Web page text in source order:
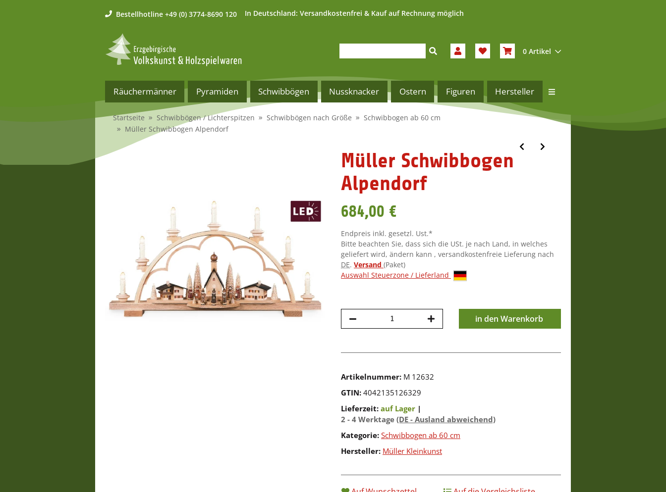
Bestellhotline +49 (0) 3774-8690 120 In Deutschland: Versandkostenfrei & Kauf auf Rechnung möglich
0 Artikel
Räuchermänner Pyramiden Schwibbögen Nussknacker Ostern Figuren Hersteller
Startseite Schwibbögen / Lichterspitzen Schwibbögen nach Größe
Schwibbogen ab 60 cm
Müller Schwibbogen Alpendorf
Müller Schwibbogen
Alpendorf
684,00 €
Endpreis inkl. gesetzl. Ust.*
Bitte beachten Sie, dass sich die USt. je nach Land, in welches
geliefert wird, ändern kann , versandkostenfreie Lieferung nach
DE. Versand (Paket)
Auswahl Steuerzone / Lieferland
in den Warenkorb
Artikelnummer: M 12632
GTIN: 4042135126329
Lieferzeit: auf Lager |
2 - 4 Werktage (DE - Ausland abweichend)
Kategorie: Schwibbogen ab 60 cm
Hersteller: Müller Kleinkunst